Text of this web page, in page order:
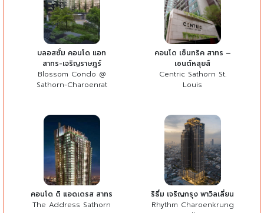
บลอสซั่ม คอนโด แอท
สาทร-เจริญราษฎร์
Blossom Condo @
Sathorn-Charoenrat
คอนโด เซ็นทริค สาทร –
เซนต์หลุยส์
Centric Sathorn St.
Louis
คอนโด ดิ แอดเดรส สาทร
The Address Sathorn
ริธึ่ม เจริญกรุง พาวิลเลี่ยน
Rhythm Charoenkrung